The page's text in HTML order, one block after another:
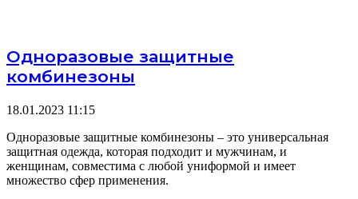
Одноразовые защитные
комбинезоны
18.01.2023 11:15
Одноразовые защитные комбинезоны – это универсальная
защитная одежда, которая подходит и мужчинам, и
женщинам, совместима с любой униформой и имеет
множество сфер применения.